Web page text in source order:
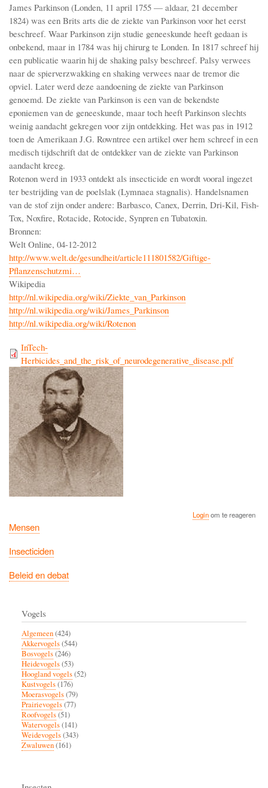
James Parkinson (Londen, 11 april 1755 — aldaar, 21 december
1824) was een Brits arts die de ziekte van Parkinson voor het eerst
beschreef. Waar Parkinson zijn studie geneeskunde heeft gedaan is
onbekend, maar in 1784 was hij chirurg te Londen. In 1817 schreef hij
een publicatie waarin hij de shaking palsy beschreef. Palsy verwees
naar de spierverzwakking en shaking verwees naar de tremor die
opviel. Later werd deze aandoening de ziekte van Parkinson
genoemd. De ziekte van Parkinson is een van de bekendste
eponiemen van de geneeskunde, maar toch heeft Parkinson slechts
weinig aandacht gekregen voor zijn ontdekking. Het was pas in 1912
toen de Amerikaan J.G. Rowntree een artikel over hem schreef in een
medisch tijdschrift dat de ontdekker van de ziekte van Parkinson
aandacht kreeg.
Rotenon werd in 1933 ontdekt als insecticide en wordt vooral ingezet
ter bestrijding van de poelslak (Lymnaea stagnalis). Handelsnamen
van de stof zijn onder andere: Barbasco, Canex, Derrin, Dri-Kil, Fish-
Tox, Noxfire, Rotacide, Rotocide, Synpren en Tubatoxin.
Bronnen:
Welt Online, 04-12-2012
http://www.welt.de/gesundheit/article111801582/Giftige-
Pflanzenschutzmi…
Wikipedia
http://nl.wikipedia.org/wiki/Ziekte_van_Parkinson
http://nl.wikipedia.org/wiki/James_Parkinson
http://nl.wikipedia.org/wiki/Rotenon
InTech-
Herbicides_and_the_risk_of_neurodegenerative_disease.pdf
Loginom te reageren
Mensen
Insecticiden
Beleid en debat
Vogels
Algemeen(424)
Akkervogels(544)
Bosvogels(246)
Heidevogels(53)
Hoogland vogels(52)
Kustvogels(176)
Moerasvogels(79)
Prairievogels(77)
Roofvogels(51)
Watervogels(141)
Weidevogels(343)
Zwaluwen(161)